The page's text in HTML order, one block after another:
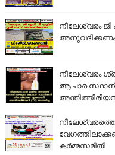
നീലേശ്വരം
അനുവദിക്കണം
നീലേശ്വരം
ആചാര
കർമ്മസമിതി